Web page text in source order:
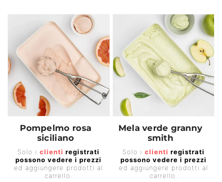
Pompelmo rosa
siciliano
Prezzo
di
listino
Solo iclienti registrati
possono vedere i prezzi
ed aggiungere prodotti al
carrello.
Mela verde granny
smith
Prezzo
di
listino
Solo i clienti registrati
possono vedere i prezzi
ed aggiungere prodotti al
carrello.